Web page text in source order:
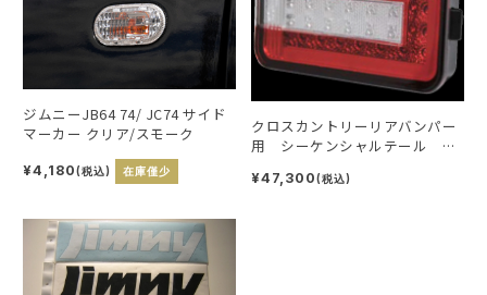
ジムニーJB64 74/ JC74 サイド
マーカー クリア/スモーク
¥4,180(税込) 在庫僅少
クロスカントリーリアバンパー
用 シーケンシャルテール ク
¥47,300(税込)